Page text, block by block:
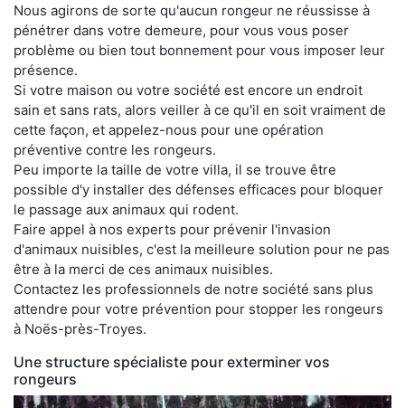
Nous agirons de sorte qu'aucun rongeur ne réussisse à
pénétrer dans votre demeure, pour vous vous poser
problème ou bien tout bonnement pour vous imposer leur
présence.
Si votre maison ou votre société est encore un endroit
sain et sans rats, alors veiller à ce qu'il en soit vraiment de
cette façon, et appelez-nous pour une opération
préventive contre les rongeurs.
Peu importe la taille de votre villa, il se trouve être
possible d'y installer des défenses efficaces pour bloquer
le passage aux animaux qui rodent.
Faire appel à nos experts pour prévenir l'invasion
d'animaux nuisibles, c'est la meilleure solution pour ne pas
être à la merci de ces animaux nuisibles.
Contactez les professionnels de notre société sans plus
attendre pour votre prévention pour stopper les rongeurs
à Noës-près-Troyes.
Une structure spécialiste pour exterminer vos
rongeurs